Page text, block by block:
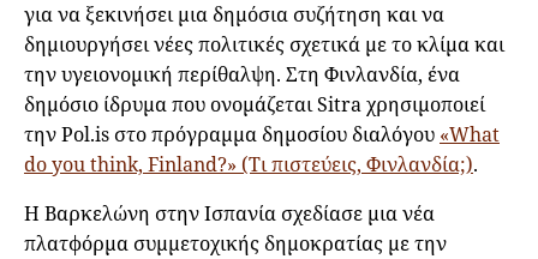
για να ξεκινήσει μια δημόσια συζήτηση και να
δημιουργήσει νέες πολιτικές σχετικά με το κλίμα και
την υγειονομική περίθαλψη. Στη Φινλανδία, ένα
δημόσιο ίδρυμα που ονομάζεται Sitra χρησιμοποιεί
την Pol.is στο πρόγραμμα δημοσίου διαλόγου «What
do you think, Finland?» (Τι πιστεύεις, Φινλανδία;).
Η Βαρκελώνη στην Ισπανία σχεδίασε μια νέα
πλατφόρμα συμμετοχικής δημοκρατίας με την